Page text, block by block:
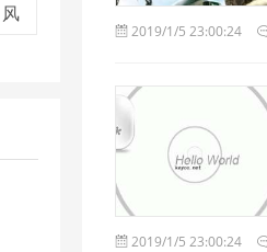
1
风
2019/1/5 23:00:24
2019/1/5 23:00:24